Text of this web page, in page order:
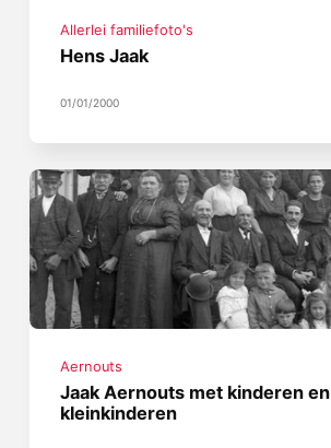
Allerlei familiefoto's
Hens Jaak
01/01/2000
Aernouts
Jaak Aernouts met kinderen en
kleinkinderen